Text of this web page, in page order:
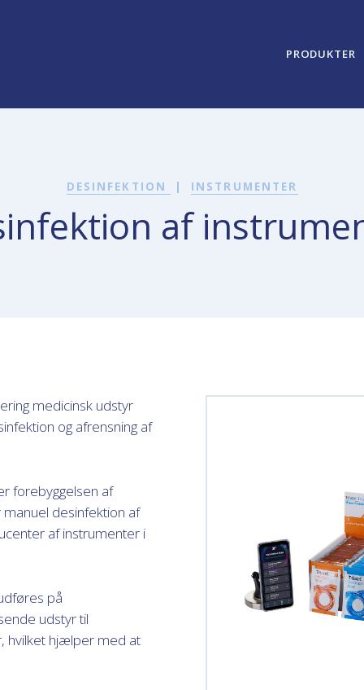
PRODUKTER
DESINFEKTION INSTRUMENTER
af
medicinsk udstyr
og afrensning af
forebyggelsen af
desinfektion af
af instrumenter i
på
udstyr til
hvilket hjælper med at